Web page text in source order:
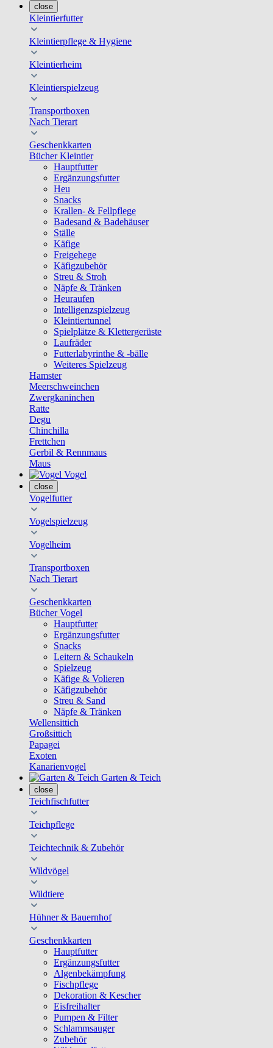
close
Kleintierfutter
Kleintierpflege & Hygiene
Kleintierheim
Kleintierspielzeug
Transportboxen
Nach Tierart
Geschenkkarten
Bücher Kleintier
Hauptfutter
Ergänzungsfutter
Heu
Snacks
Krallen- & Fellpflege
Badesand & Badehäuser
Ställe
Käfige
Freigehege
Käfigzubehör
Streu & Stroh
Näpfe & Tränken
Heuraufen
Intelligenzspielzeug
Kleintiertunnel
Spielplätze & Klettergerüste
Laufräder
Futterlabyrinthe & -bälle
Weiteres Spielzeug
Hamster
Meerschweinchen
Zwergkaninchen
Ratte
Degu
Chinchilla
Frettchen
Gerbil & Rennmaus
Maus
Vogel
close
Vogelfutter
Vogelspielzeug
Vogelheim
Transportboxen
Nach Tierart
Geschenkkarten
Bücher Vogel
Hauptfutter
Ergänzungsfutter
Snacks
Leitern & Schaukeln
Spielzeug
Käfige & Volieren
Käfigzubehör
Streu & Sand
Näpfe & Tränken
Wellensittich
Großsittich
Papagei
Exoten
Kanarienvogel
Garten & Teich
close
Teichfischfutter
Teichpflege
Teichtechnik & Zubehör
Wildvögel
Wildtiere
Hühner & Bauernhof
Geschenkkarten
Hauptfutter
Ergänzungsfutter
Algenbekämpfung
Fischpflege
Dekoration & Kescher
Eisfreihalter
Pumpen & Filter
Schlammsauger
Zubehör